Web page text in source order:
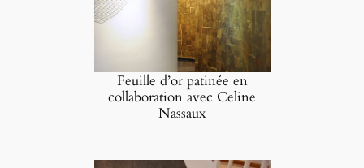
Feuille d’or patinée en
collaboration avec Celine
Nassaux